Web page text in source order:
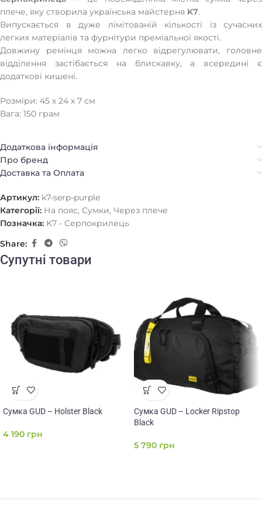
плече, яку створила українська майстерня K7.
Випускається в дуже лімітованій кількості із сучасних
легких матеріалів та фурнітури преміальної якості.
Довжину ремінця можна легко відрегулювати, головне
відділення застібається на блискавку, а всередині є
додаткові кишені.
Розміри: 45 х 24 х 7 см
Вага: 150 грам
Додаткова інформація
Про бренд
Доставка та Оплата
Артикул: k7-serp-purple
Категорії: На пояс, Сумки, Через плече
Позначка: K7 - Серпокрилець
Share:
Супутні товари
Сумка GUD – Holster Black
4 190 грн
Сумка GUD – Locker Ripstop
Black
5 790 грн